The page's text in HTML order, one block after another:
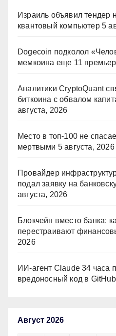
Израиль объявил тендер
квантовый компьютер 5
Dogecoin подколол
мемкоина еще 11 премьер
Аналитики CryptoQuant
биткоина с обвалом
августа, 2026
Место в топ-100 не
мертвыми 5 августа, 2026
Провайдер
подал заявку на
августа, 2026
Блокчейн вместо банка:
перестраивают
2026
ИИ-агент Claude 34 часа
вредоносный код в GitHub
Август 2026